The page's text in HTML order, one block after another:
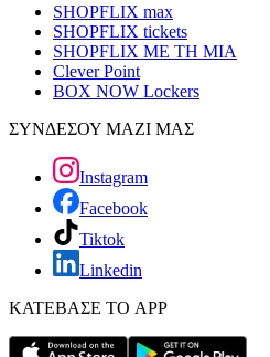
SHOPFLIX max
SHOPFLIX tickets
SHOPFLIX ΜΕ ΤΗ ΜΙΑ
Clever Point
BOX NOW Lockers
ΣΥΝΔΕΣΟΥ ΜΑΖΙ ΜΑΣ
Instagram
Facebook
Tiktok
Linkedin
ΚΑΤΕΒΑΣΕ ΤΟ APP